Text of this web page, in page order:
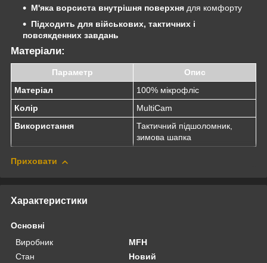
М'яка ворсиста внутрішня поверхня для комфорту
Підходить для військових, тактичних і
повсякденних завдань
Матеріали:
Параметр
Опис
Матеріал
100% мікрофліс
Колір
MultiCam
Використання
Тактичний підшоломник,
зимова шапка
Приховати
Характеристики
Основні
Виробник
MFH
Стан
Новий